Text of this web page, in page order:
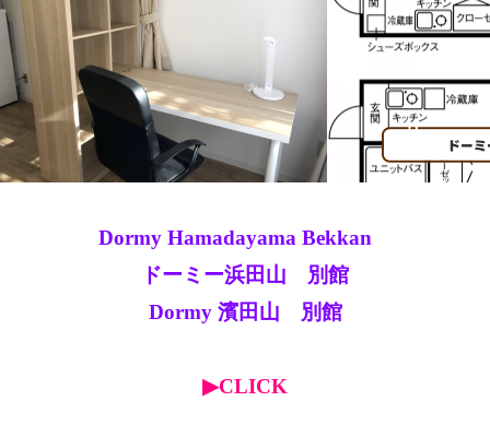
Dormy Hamadayama Bekkan
ドーミー浜田山 別館
Dormy 濱田山 別館
▶CLICK